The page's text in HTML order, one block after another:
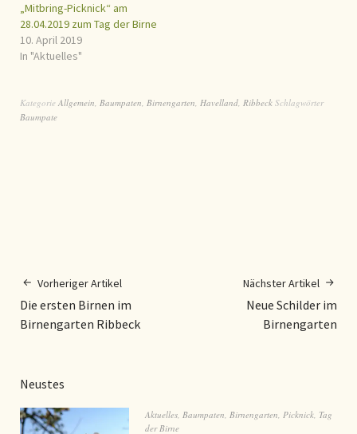
„Mitbring-Picknick“ am
28.04.2019 zum Tag der Birne
10. April 2019
In "Aktuelles"
Kategorie Allgemein, Baumpaten, Birnengarten, Havelland, Ribbeck Schlagwörter
Baumpate
Vorheriger Artikel
Die ersten Birnen im
Birnengarten Ribbeck
Nächster Artikel
Neue Schilder im
Birnengarten
Neustes
Aktuelles,Baumpaten,Birnengarten,Picknick, Tag
der Birne